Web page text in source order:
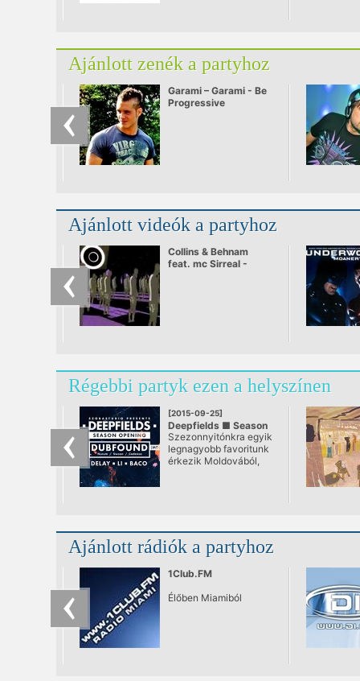
Ajánlott zenék a partyhoz
Garami – Garami - Be
Progressive
Ajánlott videók a partyhoz
Collins & Behnam
feat. mc Sirreal -
Régebbi partyk ezen a helyszínen
[2015-09-25]
Deepfields ■ Season
Opening w/ Dubfound
(MD)
@ Müszi
Szezonnyitónkra egyik
legnagyobb favoritunk
érkezik Moldovából,
kiadóknál
találkozhattunk már
mint a Cadenza, Kina
vagy Little Helpers -
említsünk a nagyobbak
Ajánlott rádiók a partyhoz
1Club.FM
Élőben Miamiból